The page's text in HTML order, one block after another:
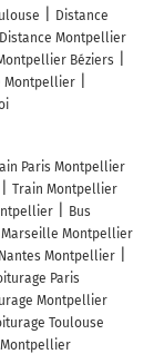
Distance
Distance Montpellier
Béziers
Montpellier
Paris Montpellier
Train Montpellier
Bus
Marseille Montpellier
Montpellier
Paris
Montpellier
Toulouse
Montpellier